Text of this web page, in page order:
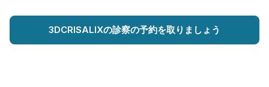
3DCRISALIXの診察の予約を取りましょう